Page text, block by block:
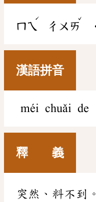
ㄇㄟ
ˊ
ㄔㄨㄞ
ˇ
漢語拼音
méi chuǎi de
釋 義
突然、料不到